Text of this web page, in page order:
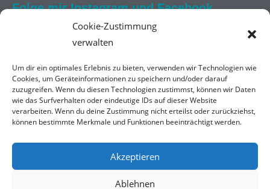
Cookie-Zustimmung
verwalten
Um dir ein optimales Erlebnis zu bieten, verwenden wir Technologien wie
Cookies, um Geräteinformationen zu speichern und/oder darauf
zuzugreifen. Wenn du diesen Technologien zustimmst, können wir Daten
wie das Surfverhalten oder eindeutige IDs auf dieser Website
verarbeiten. Wenn du deine Zustimmung nicht erteilst oder zurückziehst,
können bestimmte Merkmale und Funktionen beeinträchtigt werden.
Akzeptieren
Ablehnen
Folge mir Instagram und Facebook
Kontakt
Burkhard Düssler
Facharzt für Psychosomatische Medizin und Psychotherapie
Bahnhofstraße 4
praxis-duessler@gmx.de